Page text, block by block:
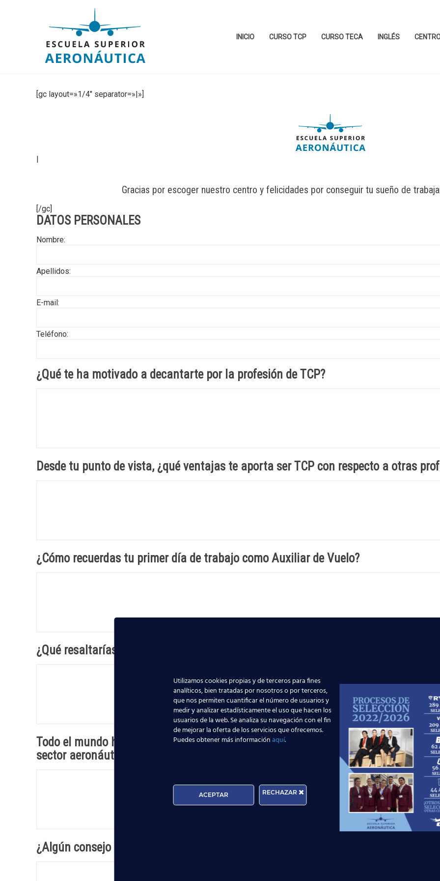
INICIO CURSO TCP CURSO TECA INGLÉS
[gc layout=»1/4″ separator=»|»]
|
Gracias por escoger nuestro centro y felicidades por conseguir tu sueño de
[/gc]
DATOS PERSONALES
Nombre:
Apellidos:
E-mail:
Teléfono:
¿Qué te ha motivado a decantarte por la profesión de TCP?
Desde tu punto de vista, ¿qué ventajas te aporta ser TCP con respecto a otras
¿Cómo recuerdas tu primer día de trabajo como Auxiliar de Vuelo?
¿Qué resaltarías favorablemente de tu escuela? ¿Cómo fue tu experiencia en el
Todo el mundo habla de la notable expansión del sector aeronáutico,
sector aeronáutico?
¿Algún consejo para las personas que están pensando en la posibilidad de ser TCP?
Utilizamos cookies propias y de terceros para fines
analíticos, bien tratadas por nosotros o por terceros,
que nos permiten cuantificar el número de usuarios y
medir y analizar estadísticamente el uso que hacen los
usuarios de la web. Se analiza su navegación con el fin
de mejorar la oferta de los servicios que ofrecemos.
Puedes obtener más informaciónaquí.
ACEPTAR RECHAZAR